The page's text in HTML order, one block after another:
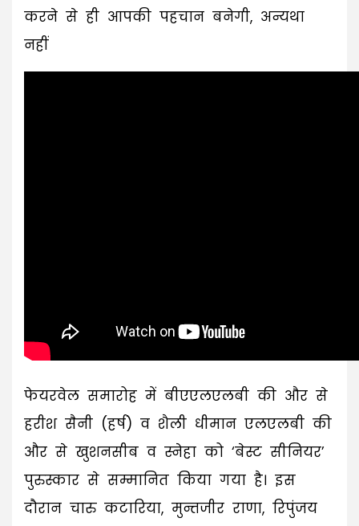
करने से ही आपकी पहचान बनेगी, अन्यथा
नहीं
फेयरवेल समारोह में बीएएलएलबी की और से
हरीश सैनी (हर्ष) व शैली धीमान एलएलबी की
और से खुशनसीब व स्नेहा को ‘बेस्ट सीनियर’
पुरुस्कार से सम्मानित किया गया है। इस
दौरान चारु कटारिया, मुन्तजीर राणा, रिपुंजय